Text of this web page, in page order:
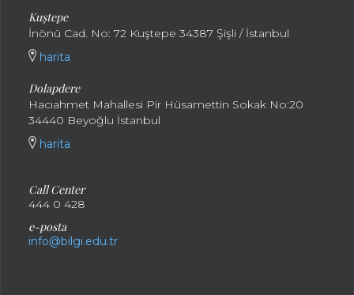
Kuştepe
İnönü Cad. No: 72 Kuştepe 34387 Şişli / İstanbul
harita
Dolapdere
Hacıahmet Mahallesi Pir Hüsamettin Sokak No:20
34440 Beyoğlu İstanbul
harita
Call Center
444 0 428
e-posta
info@bilgi.edu.tr